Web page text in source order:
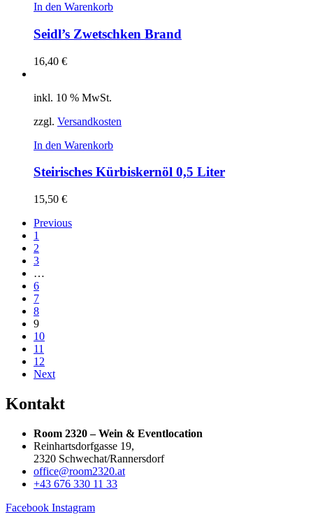
In den Warenkorb
Seidl’s Zwetschken Brand
16,40 €
inkl. 10 % MwSt.
zzgl. Versandkosten
In den Warenkorb
Steirisches Kürbiskernöl 0,5 Liter
15,50 €
Previous
1
2
3
…
6
7
8
9
10
11
12
Next
Kontakt
Room 2320 – Wein & Eventlocation
Reinhartsdorfgasse 19,
2320 Schwechat/Rannersdorf
office@room2320.at
+43 676 330 11 33
Facebook Instagram